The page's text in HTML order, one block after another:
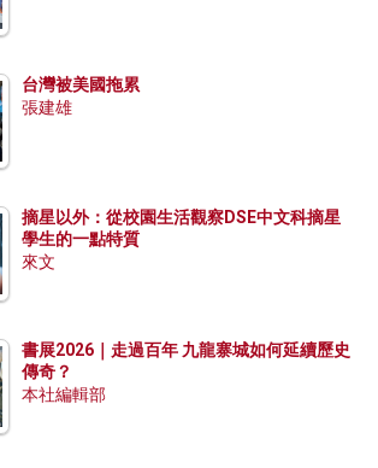
台灣被美國拖累
張建雄
摘星以外：從校園生活觀察DSE中文科摘星
學生的一點特質
來文
書展2026｜走過百年 九龍寨城如何延續歷史
傳奇？
本社編輯部